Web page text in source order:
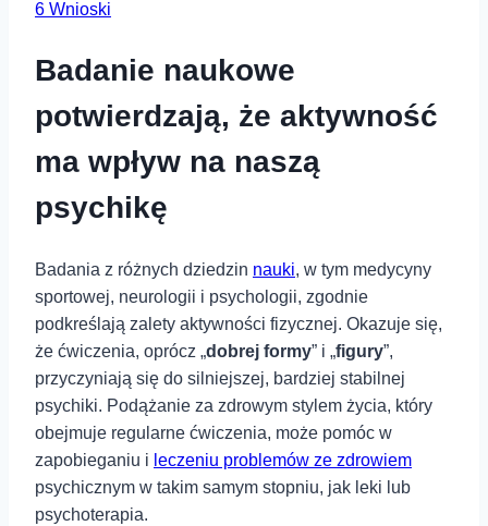
6 Wnioski
Badanie naukowe
potwierdzają, że aktywność
ma wpływ na naszą
psychikę
Badania z różnych dziedzin nauki, w tym medycyny
sportowej, neurologii i psychologii, zgodnie
podkreślają zalety aktywności fizycznej. Okazuje się,
że ćwiczenia, oprócz „dobrej formy” i „figury”,
przyczyniają się do silniejszej, bardziej stabilnej
psychiki. Podążanie za zdrowym stylem życia, który
obejmuje regularne ćwiczenia, może pomóc w
zapobieganiu i leczeniu problemów ze zdrowiem
psychicznym w takim samym stopniu, jak leki lub
psychoterapia.